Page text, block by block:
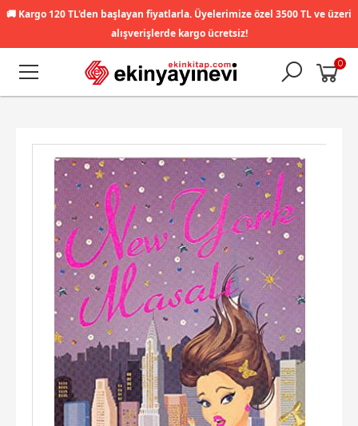
🚚 Kargo 120 TL'den başlayan fiyatlarla. Üyelerimize özel 3500 TL ve üzeri
alışverişlerde kargo ücretsiz!
0